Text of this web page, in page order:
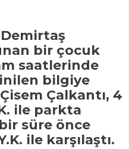
Demirtaş
bir çocuk
saatlerinde
bilgiye
Çalkantı, 4
ile parkta
süre önce
ile karşılaştı.